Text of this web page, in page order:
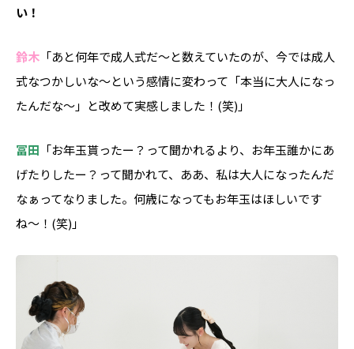
い！
鈴木 「あと何年で成人式だ〜と数えていたのが、今では成人
式なつかしいな〜という感情に変わって「本当に大人になっ
たんだな〜」と改めて実感しました！(笑)」
冨田 「お年玉貰ったー？って聞かれるより、お年玉誰かにあ
げたりしたー？って聞かれて、ああ、私は大人になったんだ
なぁってなりました。何歳になってもお年玉はほしいです
ね〜！(笑)」